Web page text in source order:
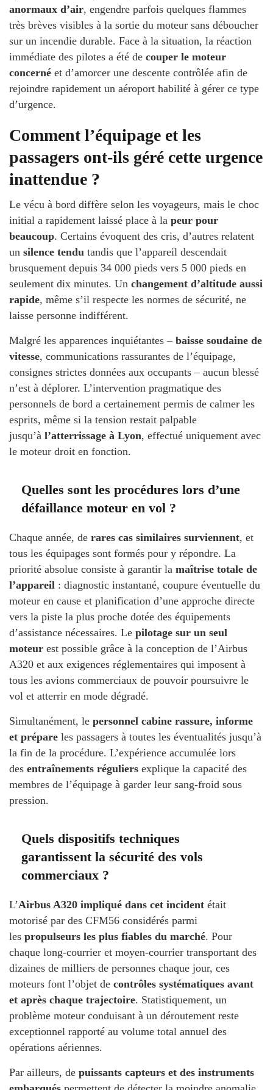
anormaux d’air, engendre parfois quelques flammes
très brèves visibles à la sortie du moteur sans déboucher
sur un incendie durable. Face à la situation, la réaction
immédiate des pilotes a été de couper le moteur
concerné et d’amorcer une descente contrôlée afin de
rejoindre rapidement un aéroport habilité à gérer ce type
d’urgence.
Comment l’équipage et les
passagers ont-ils géré cette urgence
inattendue ?
Le vécu à bord diffère selon les voyageurs, mais le choc
initial a rapidement laissé place à la peur pour
beaucoup. Certains évoquent des cris, d’autres relatent
un silence tendu tandis que l’appareil descendait
brusquement depuis 34 000 pieds vers 5 000 pieds en
seulement dix minutes. Un changement d’altitude aussi
rapide, même s’il respecte les normes de sécurité, ne
laisse personne indifférent.
Malgré les apparences inquiétantes – baisse soudaine de
vitesse, communications rassurantes de l’équipage,
consignes strictes données aux occupants – aucun blessé
n’est à déplorer. L’intervention pragmatique des
personnels de bord a certainement permis de calmer les
esprits, même si la tension restait palpable
jusqu’à l’atterrissage à Lyon, effectué uniquement avec
le moteur droit en fonction.
Quelles sont les procédures lors d’une
défaillance moteur en vol ?
Chaque année, de rares cas similaires surviennent, et
tous les équipages sont formés pour y répondre. La
priorité absolue consiste à garantir la maîtrise totale de
l’appareil : diagnostic instantané, coupure éventuelle du
moteur en cause et planification d’une approche directe
vers la piste la plus proche dotée des équipements
d’assistance nécessaires. Le pilotage sur un seul
moteur est possible grâce à la conception de l’Airbus
A320 et aux exigences réglementaires qui imposent à
tous les avions commerciaux de pouvoir poursuivre le
vol et atterrir en mode dégradé.
Simultanément, le personnel cabine rassure, informe
et prépare les passagers à toutes les éventualités jusqu’à
la fin de la procédure. L’expérience accumulée lors
des entraînements réguliers explique la capacité des
membres de l’équipage à garder leur sang-froid sous
pression.
Quels dispositifs techniques
garantissent la sécurité des vols
commerciaux ?
L’Airbus A320 impliqué dans cet incident était
motorisé par des CFM56 considérés parmi
les propulseurs les plus fiables du marché. Pour
chaque long-courrier et moyen-courrier transportant des
dizaines de milliers de personnes chaque jour, ces
moteurs font l’objet de contrôles systématiques avant
et après chaque trajectoire. Statistiquement, un
problème moteur conduisant à un déroutement reste
exceptionnel rapporté au volume total annuel des
opérations aériennes.
Par ailleurs, de puissants capteurs et des instruments